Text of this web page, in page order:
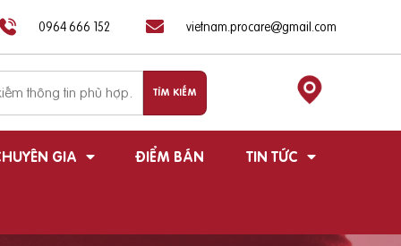
0964 666 152 vietnam.procare@gmail.com
GIA ĐIỂM BÁN TIN TỨC